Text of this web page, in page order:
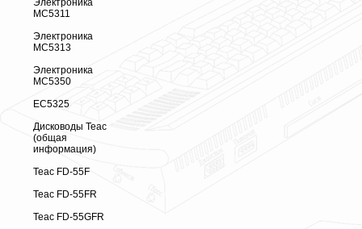
Электроника
МС5311
Электроника
МС5313
Электроника
МС5350
ЕС5325
Дисководы Teac
(общая
информация)
Teac FD-55F
Teac FD-55FR
Teac FD-55GFR